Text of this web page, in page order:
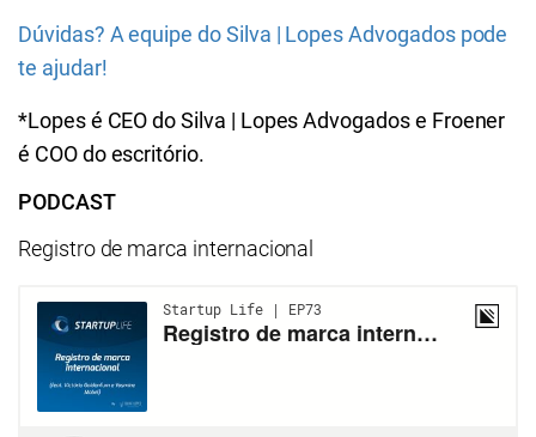
Dúvidas? A equipe do Silva | Lopes Advogados pode
te ajudar!
*Lopes é CEO do Silva | Lopes Advogados e Froener
é COO do escritório.
PODCAST
Registro de marca internacional